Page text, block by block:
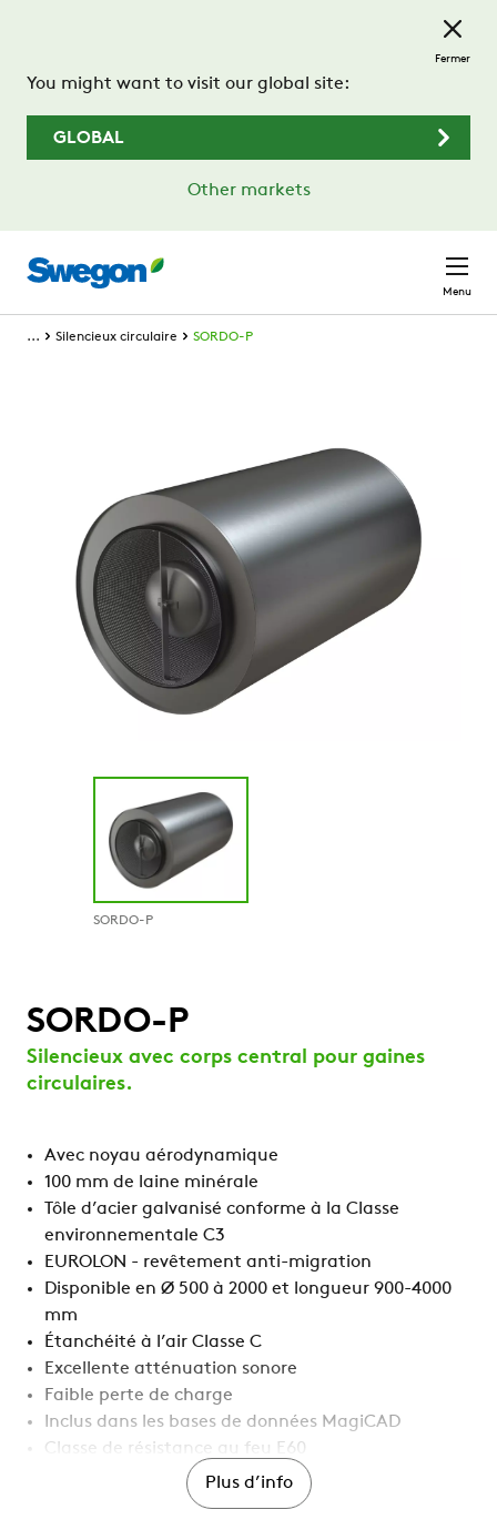
You might want to visit our global site:
GLOBAL
Other markets
Fermer
Menu
... Silencieux circulaire SORDO-P
SORDO-P
SORDO-P
Silencieux avec corps central pour gaines
circulaires.
Avec noyau aérodynamique
100 mm de laine minérale
Tôle d’acier galvanisé conforme à la Classe
environnementale C3
EUROLON - revêtement anti-migration
Disponible en Ø 500 à 2000 et longueur 900-4000
mm
Étanchéité à l’air Classe C
Excellente atténuation sonore
Faible perte de charge
Inclus dans les bases de données MagiCAD
Classe de résistance au feu E60
Plus d’info